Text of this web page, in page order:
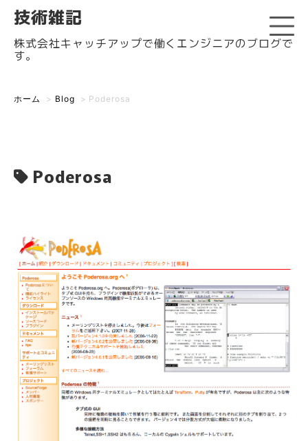
技術雑記
株式会社キャッチアップで働くエンジニアのブログで
す。
ホーム > Blog > Poderosa
Poderosa